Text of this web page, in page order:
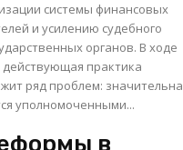
системы финансовых
и усилению судебного
органов. В ходе
практика
ряд проблем:
уполномоченными...